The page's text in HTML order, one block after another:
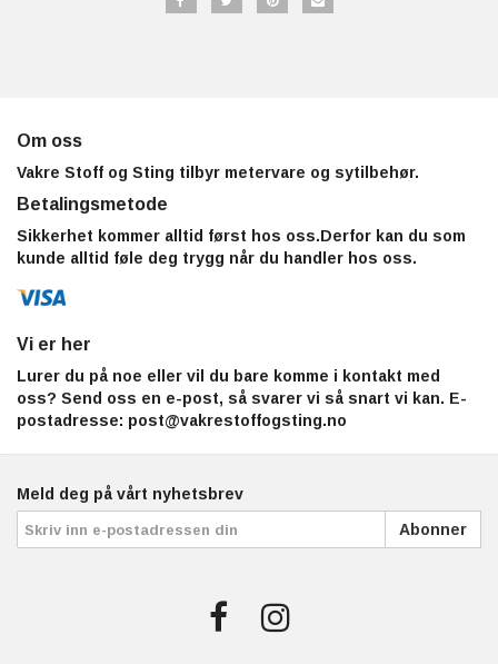
Om oss
Vakre Stoff og Sting tilbyr metervare og sytilbehør.
Betalingsmetode
Sikkerhet kommer alltid først hos oss.Derfor kan du som
kunde alltid føle deg trygg når du handler hos oss.
Vi er her
Lurer du på noe eller vil du bare komme i kontakt med
oss? Send oss en e-post, så svarer vi så snart vi kan. E-
postadresse: post@vakrestoffogsting.no
Meld deg på vårt nyhetsbrev
Abonner